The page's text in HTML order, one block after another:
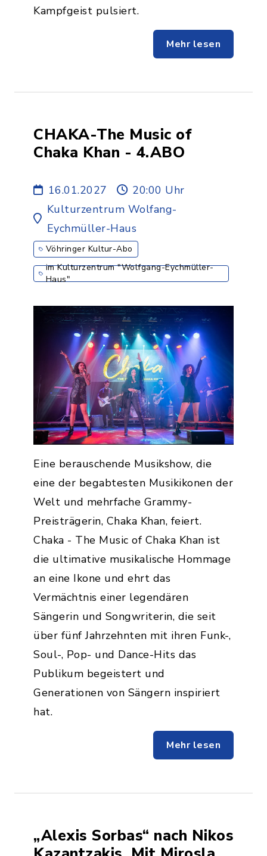
Kampfgeist pulsiert.
Mehr lesen
CHAKA-The Music of
Chaka Khan - 4.ABO
16.01.2027
20:00 Uhr
Kulturzentrum Wolfang-
Eychmüller-Haus
Vöhringer Kultur-Abo
im Kulturzentrum "Wolfgang-Eychmüller-
Haus"
Eine berauschende Musikshow, die
eine der begabtesten Musikikonen der
Welt und mehrfache Grammy-
Preisträgerin, Chaka Khan, feiert.
Chaka - The Music of Chaka Khan ist
die ultimative musikalische Hommage
an eine Ikone und ehrt das
Vermächtnis einer legendären
Sängerin und Songwriterin, die seit
über fünf Jahrzehnten mit ihren Funk-,
Soul-, Pop- und Dance-Hits das
Publikum begeistert und
Generationen von Sängern inspiriert
hat.
Mehr lesen
„Alexis Sorbas“ nach Nikos